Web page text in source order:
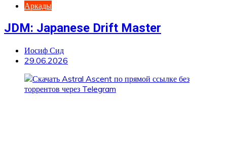
Аркады
JDM: Japanese Drift Master
Иосиф Сид
29.06.2026